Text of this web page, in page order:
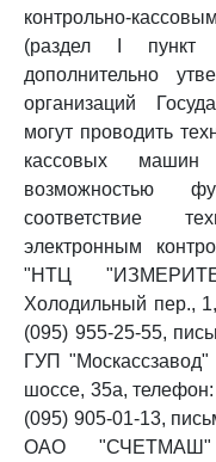
контрольно-
(раздел I пункт
дополнительно
организаций
могут проводить
кассовых
возможностью
соответствие
электронным
"НТЦ
Холодильный пер.,
(095) 955-25-55,
ГУП "Москассзавод"
шоссе, 35а,
(095) 905-01-13,
ОАО